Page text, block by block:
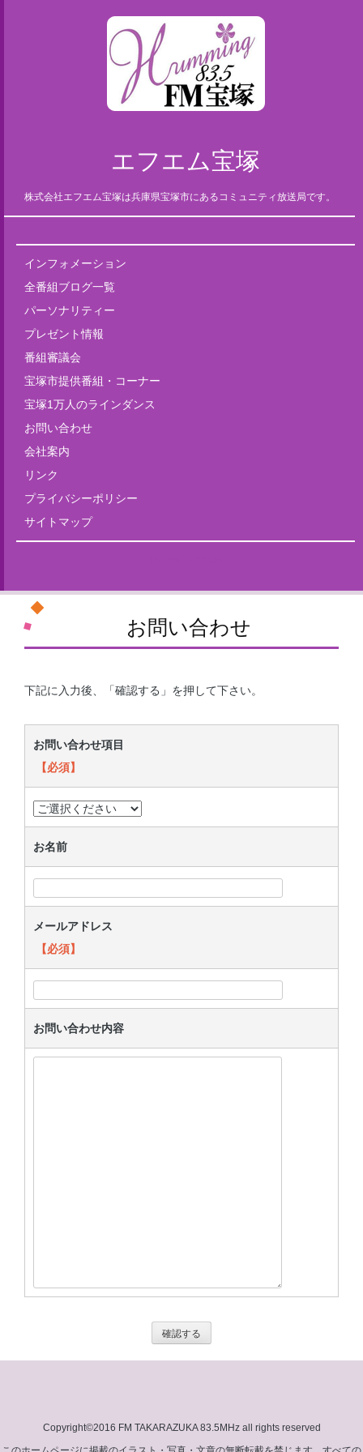
エフエム宝塚
株式会社エフエム宝塚は兵庫県宝塚市にあるコミュニティ放送局です。
インフォメーション
全番組ブログ一覧
パーソナリティー
プレゼント情報
番組審議会
宝塚市提供番組・コーナー
宝塚1万人のラインダンス
お問い合わせ
会社案内
リンク
プライバシーポリシー
サイトマップ
お問い合わせ
下記に入力後、「確認する」を押して下さい。
お問い合わせ項目
【必須】
お名前
メールアドレス
【必須】
お問い合わせ内容
Copyright©2016 FM TAKARAZUKA 83.5MHz all rights reserved